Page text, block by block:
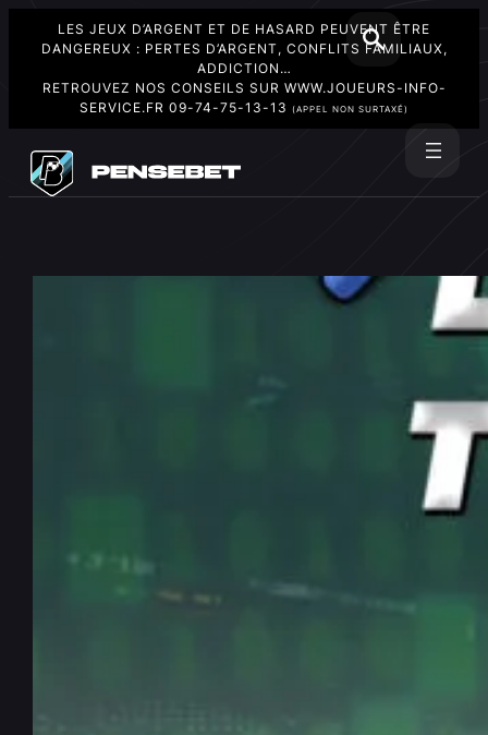
LES JEUX D’ARGENT ET DE HASARD PEUVENT ÊTRE
DANGEREUX : PERTES D’ARGENT, CONFLITS FAMILIAUX,
ADDICTION…
RETROUVEZ NOS CONSEILS SUR WWW.JOUEURS-INFO-
SERVICE.FR 09-74-75-13-13 (APPEL NON SURTAXÉ)
contenu
efficace sur 2 tendances
“EQUIPES” du 22/06/2025